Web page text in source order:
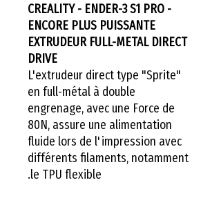
CREALITY - ENDER-3 S1 PRO -
ENCORE PLUS PUISSANTE
EXTRUDEUR FULL-METAL DIRECT
DRIVE
L'extrudeur direct type "Sprite"
en full-métal à double
engrenage, avec une Force de
80N, assure une alimentation
fluide lors de l'impression avec
différents filaments, notamment
le TPU flexible.